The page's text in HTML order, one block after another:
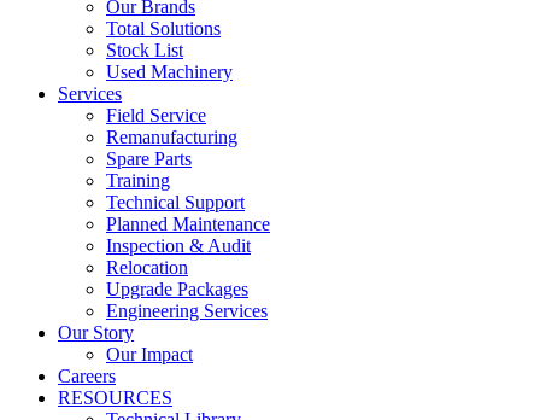
Our Brands
Total Solutions
Stock List
Used Machinery
Services
Field Service
Remanufacturing
Spare Parts
Training
Technical Support
Planned Maintenance
Inspection & Audit
Relocation
Upgrade Packages
Engineering Services
Our Story
Our Impact
Careers
RESOURCES